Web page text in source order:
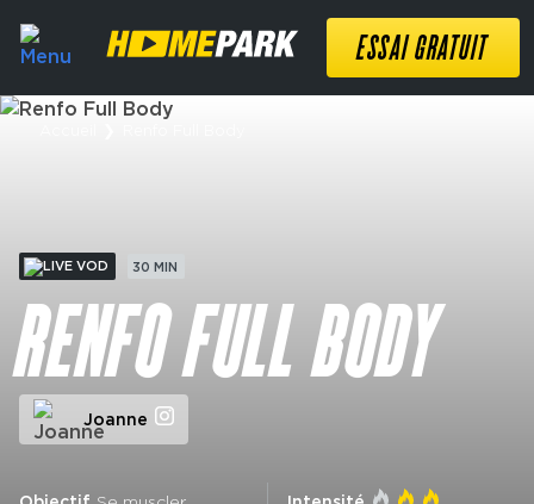
ESSAI GRATUIT
VOD 30 MIN
RENFO FULL BODY
Joanne